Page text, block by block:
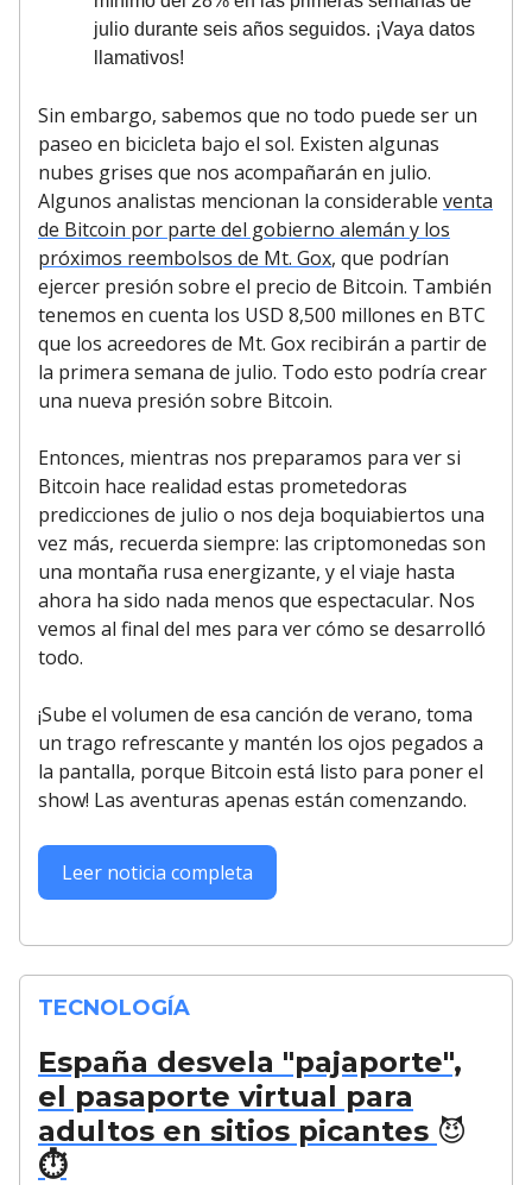
julio durante seis años seguidos. ¡Vaya datos
llamativos!
Sin embargo, sabemos que no todo puede ser un
paseo en bicicleta bajo el sol. Existen algunas
nubes grises que nos acompañarán en julio.
Algunos analistas mencionan la considerable venta
de Bitcoin por parte del gobierno alemán y los
próximos reembolsos de Mt. Gox, que podrían
ejercer presión sobre el precio de Bitcoin. También
tenemos en cuenta los USD 8,500 millones en BTC
que los acreedores de Mt. Gox recibirán a partir de
la primera semana de julio. Todo esto podría crear
una nueva presión sobre Bitcoin.
Entonces, mientras nos preparamos para ver si
Bitcoin hace realidad estas prometedoras
predicciones de julio o nos deja boquiabiertos una
vez más, recuerda siempre: las criptomonedas son
una montaña rusa energizante, y el viaje hasta
ahora ha sido nada menos que espectacular. Nos
vemos al final del mes para ver cómo se desarrolló
todo.
¡Sube el volumen de esa canción de verano, toma
un trago refrescante y mantén los ojos pegados a
la pantalla, porque Bitcoin está listo para poner el
show! Las aventuras apenas están comenzando.
Leer noticia completa
TECNOLOGÍA
España desvela "pajaporte",
el pasaporte virtual para
adultos en sitios picantes 😈
⏱️